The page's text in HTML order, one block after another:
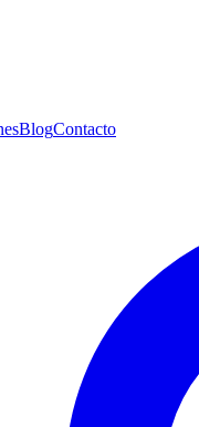
BlogContacto